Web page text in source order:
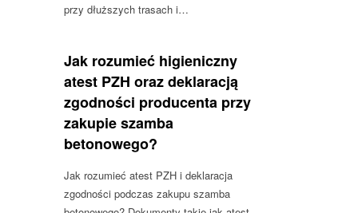
przy dłuższych trasach i…
Jak rozumieć higieniczny
atest PZH oraz deklaracją
zgodności producenta przy
zakupie szamba
betonowego?
Jak rozumieć atest PZH i deklaracja
zgodności podczas zakupu szamba